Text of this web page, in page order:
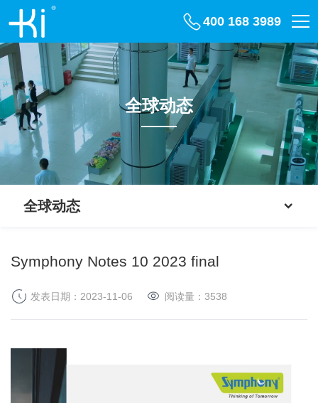
400 168 3989
全球动态
全球动态
Symphony Notes 10 2023 final
发表日期：2023-11-06 阅读量： 3538